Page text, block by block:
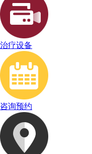
治疗设备
咨询预约